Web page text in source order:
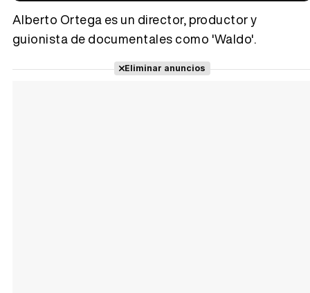
Alberto Ortega es un director, productor y
guionista de documentales como 'Waldo'.
Eliminar anuncios